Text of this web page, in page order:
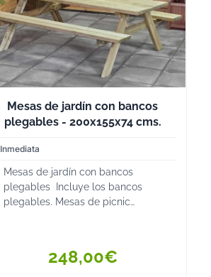
Mesas de jardín con bancos
plegables - 200x155x74 cms.
Inmediata
Mesas de jardín con bancos
plegables Incluye los bancos
plegables. Mesas de picnic
asientos es de ...248,00€